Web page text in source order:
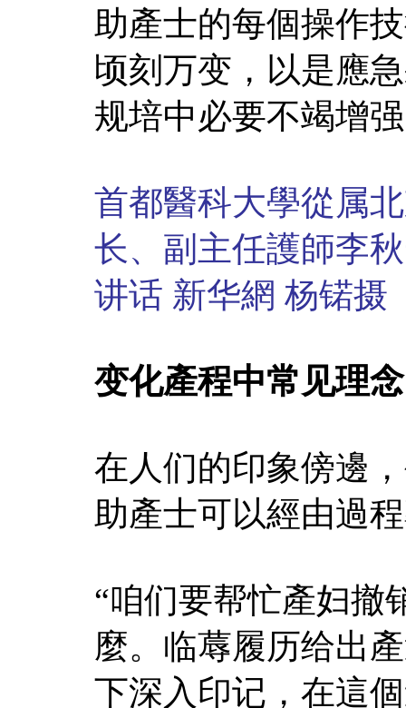
助產士的每個操作
顷刻万变，以是應
规培中必要不竭增
首都醫科大學從属
长、副主任護師李
讲话 新华網 杨锘摄
变化產程中常见理
在人们的印象傍邊
助產士可以經由過
“咱们要帮忙產妇撤
麼。临蓐履历给出
下深入印记，在這